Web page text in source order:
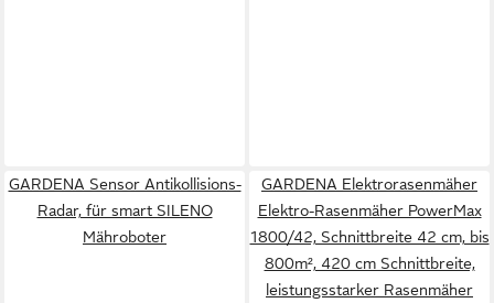
GARDENA Sensor Antikollisions-
Radar, für smart SILENO
Mähroboter
GARDENA Elektrorasenmäher
Elektro-Rasenmäher PowerMax
1800/42, Schnittbreite 42 cm, bis
800m², 420 cm Schnittbreite,
leistungsstarker Rasenmäher